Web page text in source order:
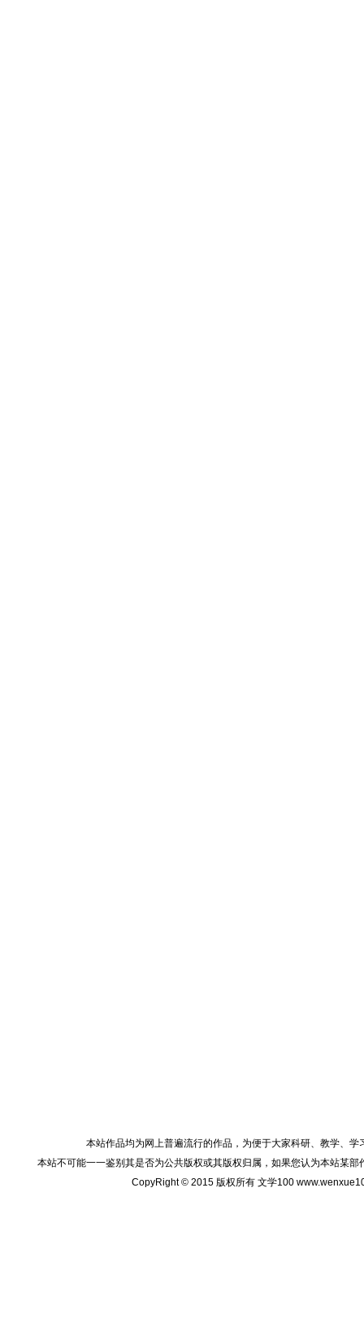
本站作品均为网上普遍流行的作品，为便于大家科研、教学、
本站不可能一一鉴别其是否为公共版权或其版权归属，如果您认为本站某
CopyRight © 2015 版权所有 文学100